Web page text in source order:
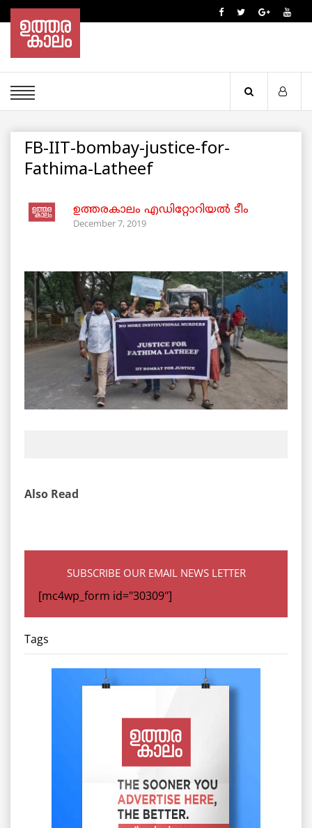
FB-IIT-bombay-justice-for-
Fathima-Latheef
ഉത്തരകാലം എഡിറ്റോറിയല്‍ ടീം
December 7, 2019
Also Read
SUBSCRIBE OUR EMAIL NEWS LETTER
[mc4wp_form id="30309"]
Tags